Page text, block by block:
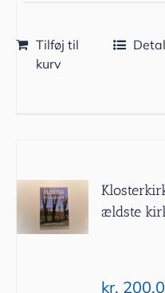
Tilføj til
kurv
ældste
kr.